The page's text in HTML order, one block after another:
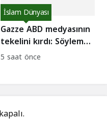
Gazze ABD medyasının
tekelini kırdı: Söylem
nasıl çatladı?
İslam Dünyası
5 saat önce